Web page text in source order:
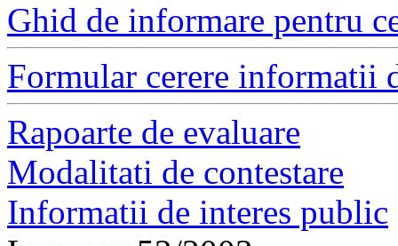
Ghid de informare pentru
Formular cerere informatii
Rapoarte de evaluare
Modalitati de contestare
Informatii de interes public